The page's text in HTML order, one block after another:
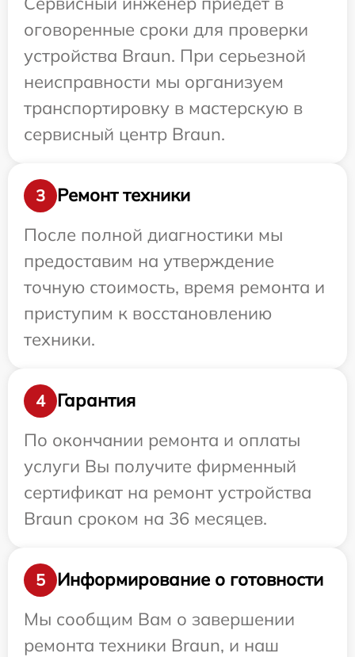
оговоренные сроки для проверки
устройства Braun. При серьезной
неисправности мы организуем
транспортировку в мастерскую в
сервисный центр Braun.
3
Ремонт техники
После полной диагностики мы
предоставим на утверждение
точную стоимость, время ремонта и
приступим к восстановлению
техники.
4
Гарантия
По окончании ремонта и оплаты
услуги Вы получите фирменный
сертификат на ремонт устройства
Braun сроком на 36 месяцев.
5
Информирование о готовности
Мы сообщим Вам о завершении
ремонта техники Braun, и наш